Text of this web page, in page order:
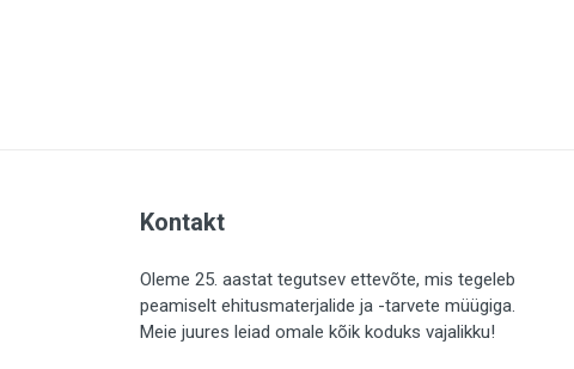
LIISTUD (183)
KIVID (31)
KATTED (133)
Kontakt
Oleme 25. aastat tegutsev ettevõte, mis tegeleb
peamiselt ehitusmaterjalide ja -tarvete müügiga.
Meie juures leiad omale kõik koduks vajalikku!